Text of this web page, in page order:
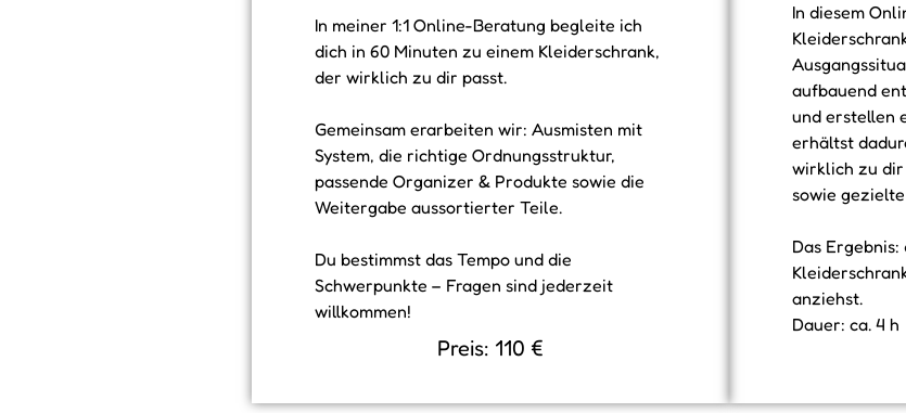
In meiner 1:1 Online-Beratung begleite ich
dich in 60 Minuten zu einem Kleiderschrank,
der wirklich zu dir passt.
Gemeinsam erarbeiten wir: Ausmisten mit
System, die richtige Ordnungsstruktur,
passende Organizer & Produkte sowie die
Weitergabe aussortierter Teile.
Du bestimmst das Tempo und die
Schwerpunkte – Fragen sind jederzeit
willkommen!
Preis: 110 €
In diesem
aufbauend
und erstellen
erhältst
wirklich zu dir
sowie
Das
anziehst.
Dauer: ca. 4 h